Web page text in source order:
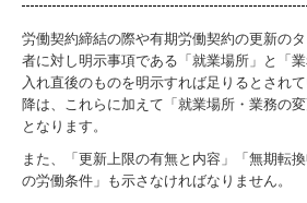
労働契約締結の際や有期労働契約の更新の
者に対し明示事項である「就業場所」と「
入れ直後のものを明示すれば足りるとされ
降は、これらに加えて「就業場所・業務の
となります。
また、「更新上限の有無と内容」「無期転
の労働条件」も示さなければなりません。